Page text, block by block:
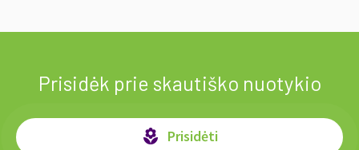
Prisidėk prie skautiško nuotykio
local_florist Prisidėti